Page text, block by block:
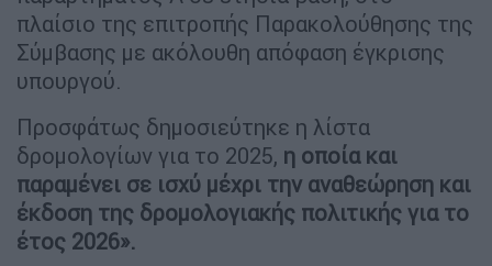
πλαίσιο της επιτροπής Παρακολούθησης της
Σύμβασης με ακόλουθη απόφαση έγκρισης
υπουργού.
Προσφάτως δημοσιεύτηκε η λίστα
δρομολογίων για το 2025, η οποία και
παραμένει σε ισχύ μέχρι την αναθεώρηση και
έκδοση της δρομολογιακής πολιτικής για το
έτος 2026».